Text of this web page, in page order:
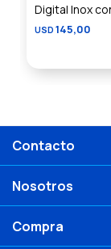
Digital Inox
USD 145,00
Contacto
Nosotros
Compra